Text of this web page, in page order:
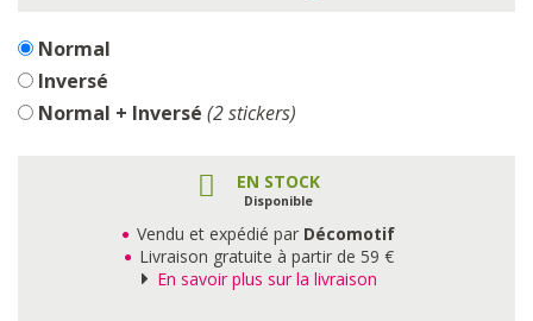
Normal
Inversé
Normal + Inversé (2 stickers)
EN STOCK
Disponible
Vendu et expédié par Décomotif
Livraison gratuite à partir de 59 €
En savoir plus sur la livraison